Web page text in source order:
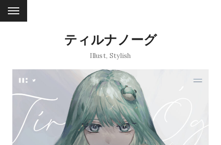
ティルナノーグ
Illust, Stylish